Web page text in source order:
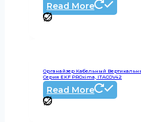
Read More
Органайзер Кабельный
Серия EKF PROxima, ITACOV42
Read More